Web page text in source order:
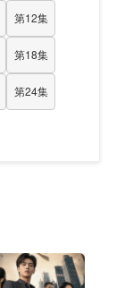
第12集
第18集
第24集